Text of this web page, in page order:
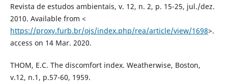
Revista de estudos ambientais, v. 12, n. 2, p. 15-25, jul./dez.
2010. Available from <
https://proxy.furb.br/ojs/index.php/rea/article/view/1698>.
access on 14 Mar. 2020.
THOM, E.C. The discomfort index. Weatherwise, Boston,
v.12, n.1, p.57-60, 1959.